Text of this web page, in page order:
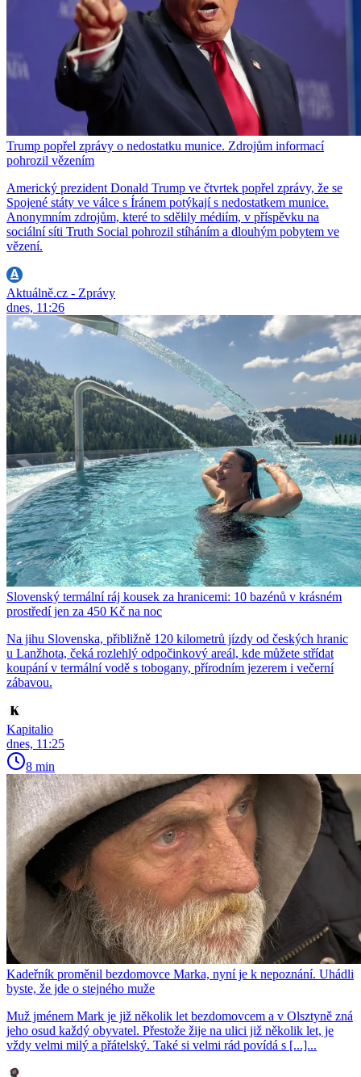
Trump popřel zprávy o nedostatku munice. Zdrojům informací
pohrozil vězením
Americký prezident Donald Trump ve čtvrtek popřel zprávy, že se
Spojené státy ve válce s Íránem potýkají s nedostatkem munice.
Anonymním zdrojům, které to sdělily médiím, v příspěvku na
sociální síti Truth Social pohrozil stíháním a dlouhým pobytem ve
vězení.
Aktuálně.cz - Zprávy
dnes, 11:26
Slovenský termální ráj kousek za hranicemi: 10 bazénů v krásném
prostředí jen za 450 Kč na noc
Na jihu Slovenska, přibližně 120 kilometrů jízdy od českých hranic
u Lanžhota, čeká rozlehlý odpočinkový areál, kde můžete střídat
koupání v termální vodě s tobogany, přírodním jezerem i večerní
zábavou.
Kapitalio
dnes, 11:25
8 min
Kadeřník proměnil bezdomovce Marka, nyní je k nepoznání. Uhádli
byste, že jde o stejného muže
Muž jménem Mark je již několik let bezdomovcem a v Olsztyně zná
jeho osud každý obyvatel. Přestože žije na ulici již několik let, je
vždy velmi milý a přátelský. Také si velmi rád povídá s [...]...